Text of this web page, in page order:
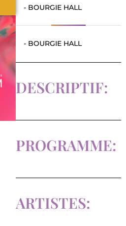
- BOURGIE HALL
- BOURGIE HALL
DESCRIPTIF:
PROGRAMME:
ARTISTES: